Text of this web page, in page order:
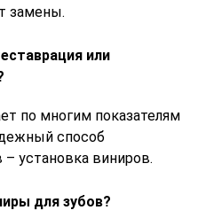
замены.
или
по многим показателям
способ
установка виниров.
для зубов?